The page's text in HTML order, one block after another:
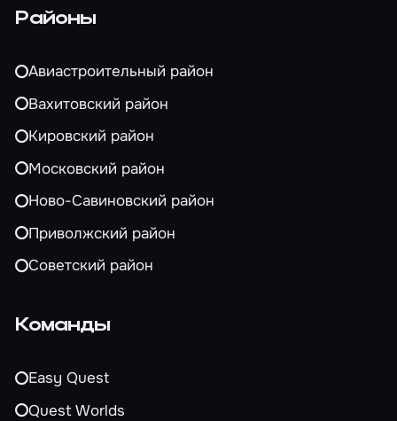
Районы
Авиастроительный район
Вахитовский район
Кировский район
Московский район
Ново-Савиновский район
Приволжский район
Советский район
Команды
Easy Quest
Quest Worlds